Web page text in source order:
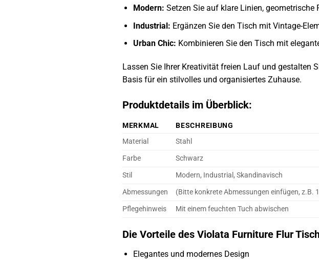
Modern: Setzen Sie auf klare Linien, geometrische
Industrial: Ergänzen Sie den Tisch mit Vintage-
Urban Chic: Kombinieren Sie den Tisch mit
Lassen Sie Ihrer Kreativität freien Lauf und gestalten
Basis für ein stilvolles und organisiertes Zuhause.
Produktdetails im Überblick:
MERKMAL
BESCHREIBUNG
Material
Stahl
Farbe
Schwarz
Stil
Modern, Industrial, Skandinavisch
Abmessungen
(Bitte konkrete Abmessungen einfügen, z.B.
Pflegehinweis
Mit einem feuchten Tuch abwischen
Die Vorteile des Violata Furniture Flur
Elegantes und modernes Design